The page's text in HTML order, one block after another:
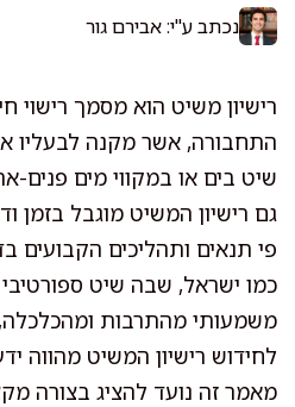
נכתב ע"י: אבירם גור
רישיון משיט הוא מסמך רישוי
התחבורה, אשר מקנה לבעליו
שיט בים או במקווי מים פנים-
גם רישיון המשיט מוגבל בזמן
פי תנאים ותהליכים הקבועים
כמו ישראל, שבה שיט
משמעותי מהתרבות
לחידוש רישיון המשיט מהווה
מאמר זה נועד להציג בצורה